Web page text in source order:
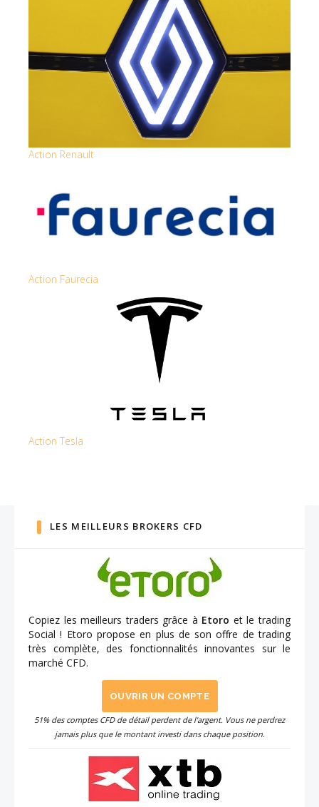
Action Renault
Action Faurecia
Action Tesla
LES MEILLEURS BROKERS CFD
Copiez les meilleurs traders grâce à Etoro et le trading
Social ! Etoro propose en plus de son offre de trading
très complète, des fonctionnalités innovantes sur le
marché CFD.
OUVRIR UN COMPTE
51% des comptes CFD de détail perdent de l'argent. Vous ne perdrez
jamais plus que le montant investi dans chaque position.